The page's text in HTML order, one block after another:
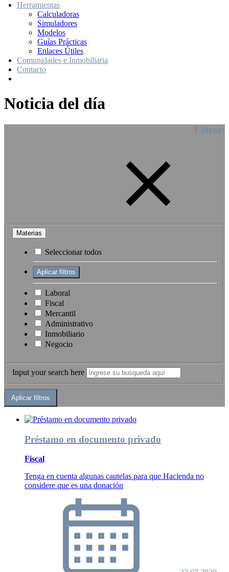
Herramientas
Calculadoras
Simuladores
Modelos
Guías Prácticas
Enlaces Útiles
Comunidades e Inmobiliaria
Contacto
Noticia del día
Filtrar:
Materias
Seleccionar todos
Laboral
Fiscal
Mercantil
Administrativo
Inmobiliario
Negocio
Input your search here
Préstamo en documento privado
Fiscal
Tenga en cuenta algunas cautelas para que Hacienda no
considere que es una donación